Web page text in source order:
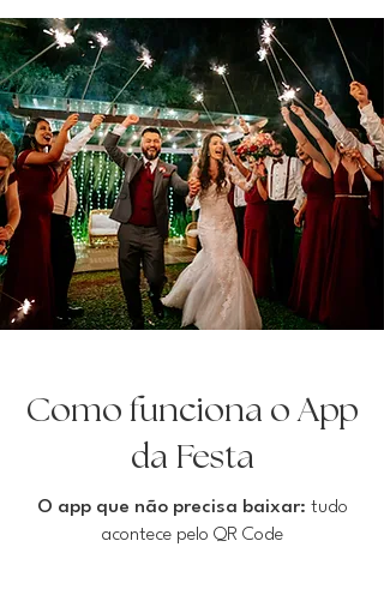
Como funciona o App
da Festa
O app que não precisa baixar: tudo
acontece pelo QR Code